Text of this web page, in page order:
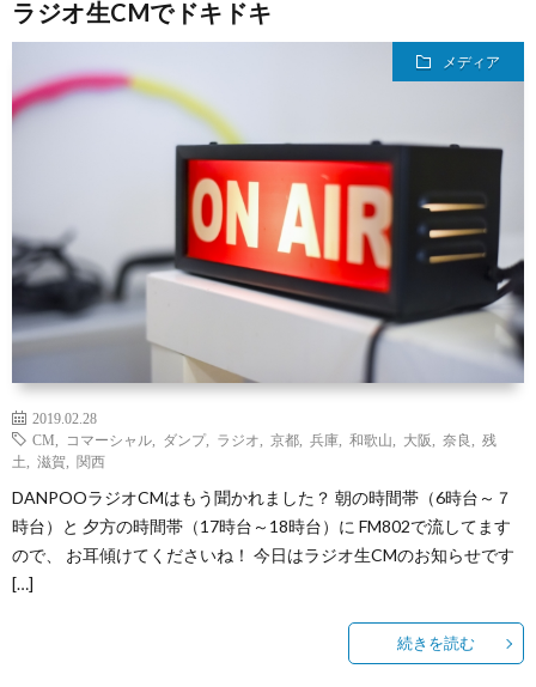
ラジオ生CMでドキドキ
メディア
2019.02.28
CM
コマーシャル ダンプ, ラジオ 京都 兵庫 和歌山 大阪 奈良
残
土
滋賀 関西
DANPOOラジオCMはもう聞かれました？ 朝の時間帯（6時台～７
時台）と 夕方の時間帯（17時台～18時台）に FM802で流してます
ので、 お耳傾けてくださいね！ 今日はラジオ生CMのお知らせです
[…]
続きを読む